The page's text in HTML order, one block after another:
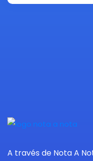
A través de Nota A